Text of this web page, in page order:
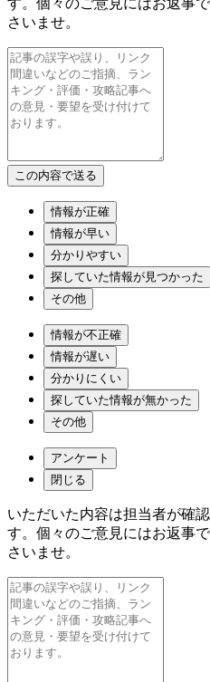
さいませ。
情報が正確
情報が早い
分かりやすい
探していた情報が見つかった
その他
情報が不正確
情報が遅い
分かりにくい
探していた情報が無かった
その他
アンケート
閉じる
いただいた内容は担当者が確
す。個々のご意見にはお返事
さいませ。